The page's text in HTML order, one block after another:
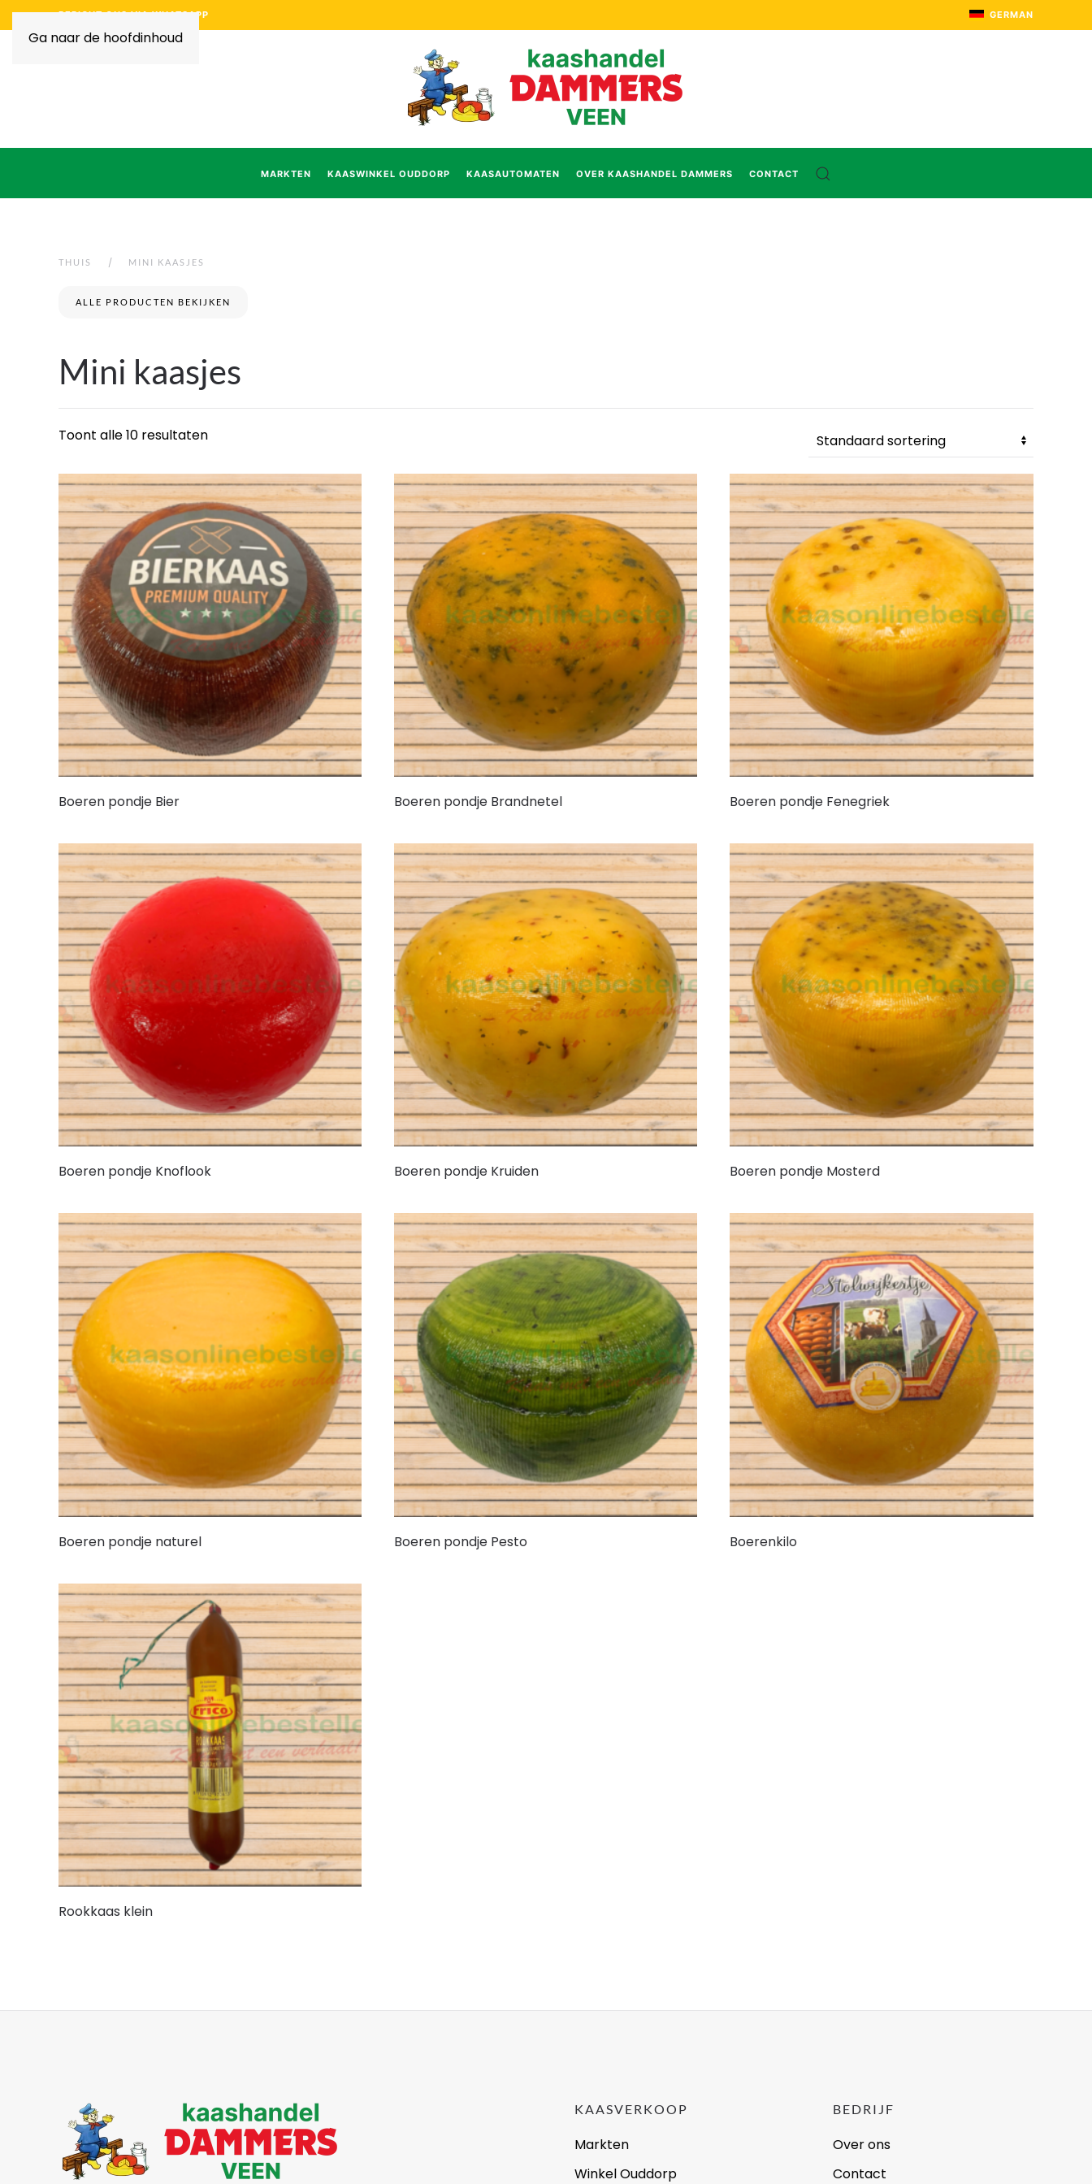
Ga naar de hoofdinhoud
BERICHT ONS VIA WHATSAPP GERMAN
MARKTEN KAASWINKEL OUDDORP KAASAUTOMATEN OVER KAASHANDEL DAMMERS CONTACT
THUIS MINI KAASJES
ALLE PRODUCTEN BEKIJKEN
Mini kaasjes
Toont alle 10 resultaten
Boeren pondje Bier Boeren pondje Brandnetel Boeren pondje Fenegriek
Boeren pondje Knoflook Boeren pondje Kruiden Boeren pondje Mosterd
Boeren pondje naturel Boeren pondje Pesto Boerenkilo
Rookkaas klein
KAASVERKOOP
Markten
Winkel Ouddorp
BEDRIJF
Over ons
Contact